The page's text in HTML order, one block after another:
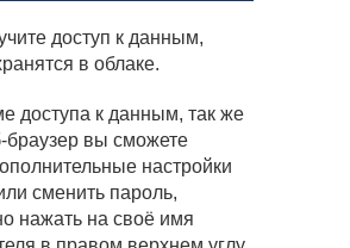
доступ к данным,
в облаке.
к данным, так же
браузер вы сможете
настройки
сменить пароль,
нажать на своё имя